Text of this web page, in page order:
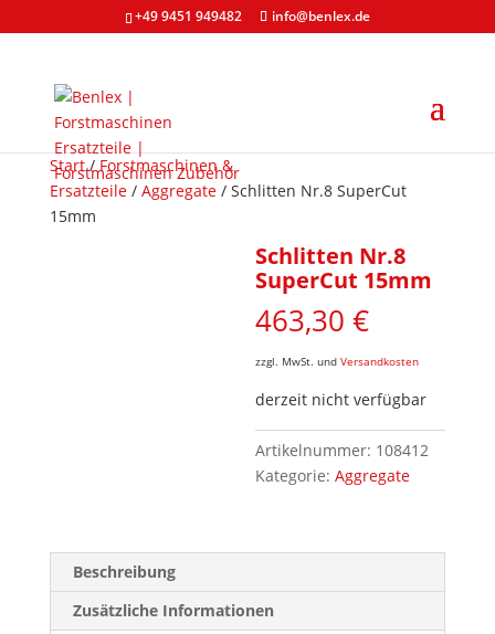
+49 9451 949482 info@benlex.de
Start/Forstmaschinen &
Ersatzteile/ Aggregate/ Schlitten Nr.8 SuperCut
15mm
Schlitten Nr.8
SuperCut 15mm
463,30€
zzgl. MwSt. undVersandkosten
derzeit nicht verfügbar
Artikelnummer: 108412
Kategorie:Aggregate
Beschreibung
Zusätzliche Informationen